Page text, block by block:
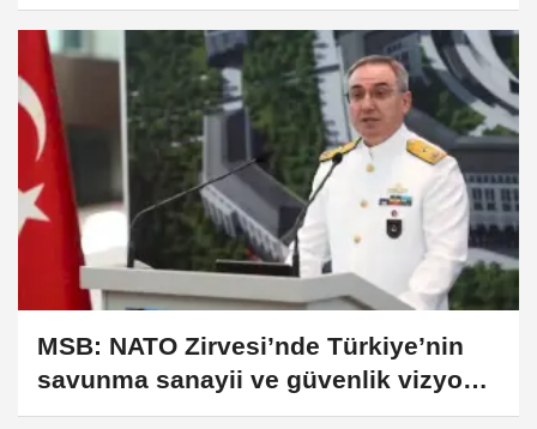
ortalamasının üzerinde
MSB: NATO Zirvesi’nde Türkiye’nin
savunma sanayii ve güvenlik vizyonu
öne çıktı